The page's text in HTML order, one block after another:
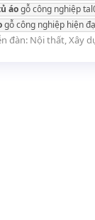
áogỗ công nghiệp
gỗ công nghiệp hiện
đàn: Nội thất, Xây